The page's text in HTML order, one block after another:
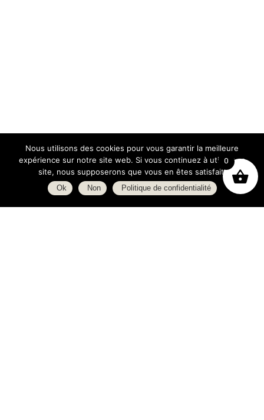
0
Nous utilisons des cookies pour vous garantir la meilleure
expérience sur notre site web. Si vous continuez à utiliser ce
site, nous supposerons que vous en êtes satisfait.
Ok Non Politique de confidentialité